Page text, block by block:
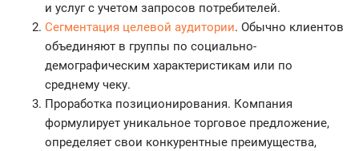
и услуг с учетом запросов потребителей.
Сегментация целевой аудитории. Обычно клиентов
объединяют в группы по социально-
демографическим характеристикам или по
среднему чеку.
Проработка позиционирования. Компания
формулирует уникальное торговое предложение,
определяет свои конкурентные преимущества,